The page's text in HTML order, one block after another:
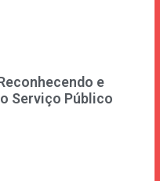
e
Serviço Público